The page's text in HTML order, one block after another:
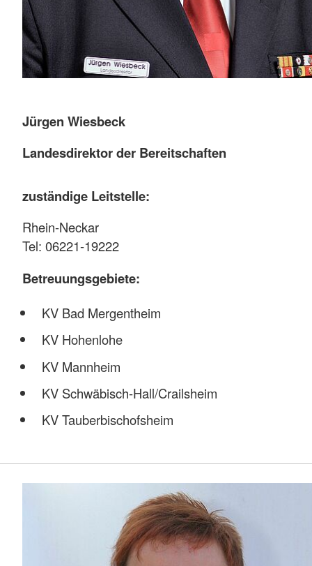
Jürgen Wiesbeck
Landesdirektor der Bereitschaften
zuständige Leitstelle:
Rhein-Neckar
Tel: 06221-19222
Betreuungsgebiete:
KV Bad Mergentheim
KV Hohenlohe
KV Mannheim
KV Schwäbisch-Hall/Crailsheim
KV Tauberbischofsheim